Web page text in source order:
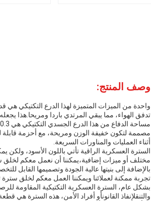
وصف المنتج:
واحدة من الميزات المتميزة لهذا الدرع التكتيكي
تدفق الهواء، مما يبقي المرتدي باردا ومريحا.هذا
مصممة لتكون خفيفة الوزن ومريحة، مع أحزمة
أثناء العمليات والمناورات السريعة.
السترة العسكرية الراقية تأتي باللون الأسود،
مختلف أو ميزات إضافية،يمكننا أن نعمل معكم لخلق
تجربة ممكنة لعملائنا ويمكننا العمل معكم لخلق سترة
بشكل عام، السترة العسكرية التكتيكية المقاومة
والتنقلإنفاذ القانونأو أفراد الأمن، هذه السترة